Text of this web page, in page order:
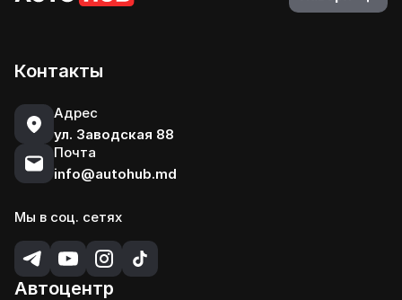
Контакты
Адрес
ул. Заводская 88
Почта
info@autohub.md
Мы в соц. сетях
Автоцентр